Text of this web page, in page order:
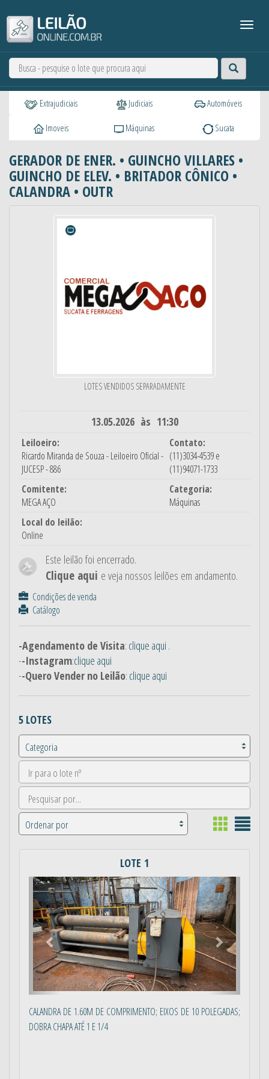
Extrajudiciais Judiciais Automóveis
Imoveis Máquinas Sucata
GERADOR DE ENER. • GUINCHO VILLARES •
GUINCHO DE ELEV. • BRITADOR CÔNICO •
CALANDRA • OUTR
LOTES VENDIDOS SEPARADAMENTE
13.05.2026 às 11:30
Leiloeiro:
Ricardo Miranda de Souza - Leiloeiro Oficial -
JUCESP - 886
Contato:
(11)3034-4539 e
(11)94071-1733
Comitente:
MEGA AÇO
Categoria:
Máquinas
Local do leilão:
Online
Este leilão foi encerrado.
Clique aqui e veja nossos leilões em andamento.
Condições de venda
Catálogo
-Agendamento de Visita: clique aqui .
--Instagram:clique aqui
--Quero Vender no Leilão: clique aqui
5 LOTES
LOTE 1
Anterior Próximo
CALANDRA DE 1.60M DE COMPRIMENTO; EIXOS DE 10 POLEGADAS;
DOBRA CHAPA ATÉ 1 E 1/4